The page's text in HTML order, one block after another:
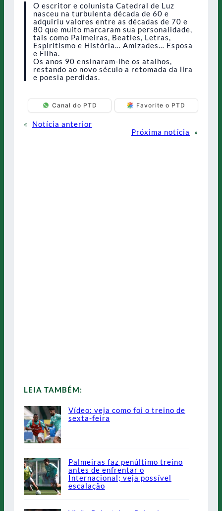
O escritor e colunista Catedral de Luz
nasceu na turbulenta década de 60 e
adquiriu valores entre as décadas de 70 e
80 que muito marcaram sua personalidade,
tais como Palmeiras, Beatles, Letras,
Espiritismo e História… Amizades… Esposa
e Filha.
Os anos 90 ensinaram-lhe os atalhos,
restando ao novo século a retomada da lira
e poesia perdidas.
Canal do PTD Favorite o PTD
«
Notícia anterior
Próxima notícia
»
LEIA TAMBÉM:
Vídeo: veja como foi o treino de
sexta-feira
Palmeiras faz penúltimo treino
antes de enfrentar o
Internacional; veja possível
escalação